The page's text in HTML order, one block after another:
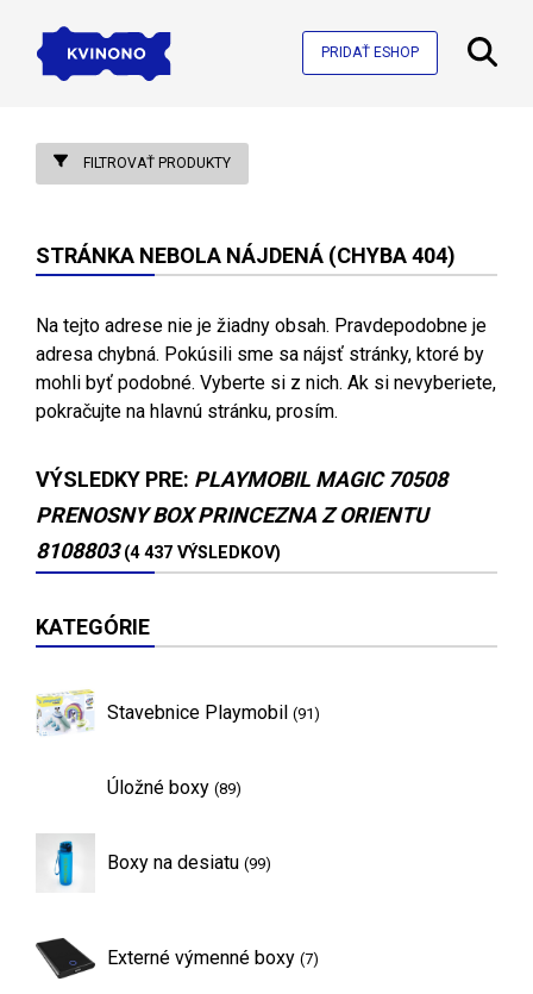
PRIDAŤ ESHOP
FILTROVAŤ PRODUKTY
STRÁNKA NEBOLA NÁJDENÁ (CHYBA 404)
Na tejto adrese nie je žiadny obsah. Pravdepodobne je
adresa chybná. Pokúsili sme sa nájsť stránky, ktoré by
mohli byť podobné. Vyberte si z nich. Ak si nevyberiete,
pokračujte na hlavnú stránku, prosím.
VÝSLEDKY PRE: PLAYMOBIL MAGIC 70508
PRENOSNY BOX PRINCEZNA Z ORIENTU
8108803 (4 437 VÝSLEDKOV)
KATEGÓRIE
Stavebnice Playmobil (91)
Úložné boxy (89)
Boxy na desiatu (99)
Externé výmenné boxy (7)